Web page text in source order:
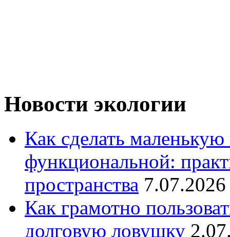
Новости экологии
Как сделать
функциональной:
пространства
Как грамотно
долговую ловушку